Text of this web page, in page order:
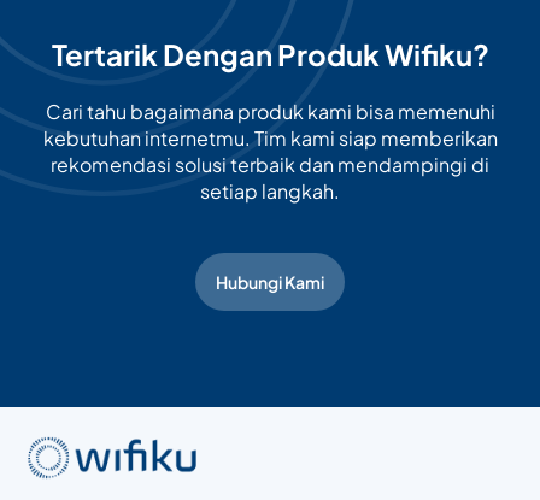
Tertarik Dengan Produk Wifiku?
Cari tahu bagaimana produk kami bisa memenuhi
kebutuhan internetmu. Tim kami siap memberikan
rekomendasi solusi terbaik dan mendampingi di
setiap langkah.
Hubungi Kami